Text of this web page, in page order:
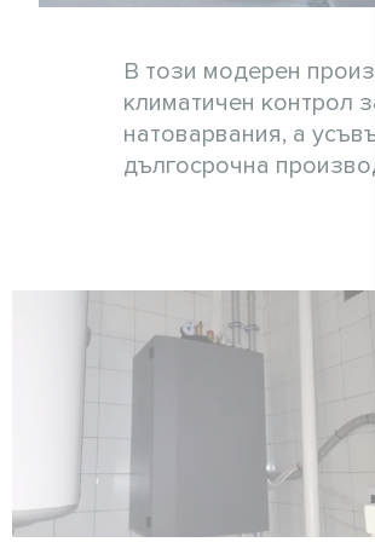
В този модерен
климатичен контрол
натоварвания, а
дългосрочна